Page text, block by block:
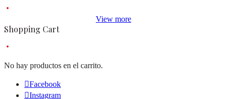
View more
Shopping Cart
No hay productos en el carrito.
Facebook
Instagram